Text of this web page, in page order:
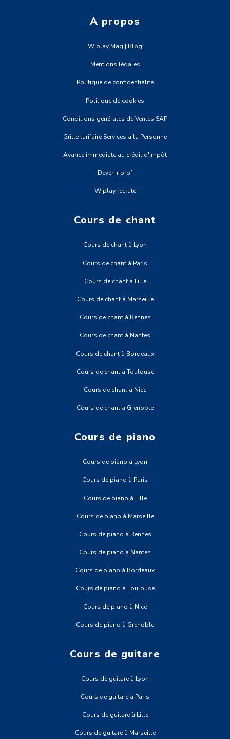
A propos
Wiplay Mag | Blog
Mentions légales
Politique de confidentialité
Politique de cookies
Conditions générales de Ventes SAP
Grille tarifaire Services à la Personne
Avance immédiate au crédit d'impôt
Devenir prof
Wiplay recrute
Cours de chant
Cours de chant à Lyon
Cours de chant à Paris
Cours de chant à Lille
Cours de chant à Marseille
Cours de chant à Rennes
Cours de chant à Nantes
Cours de chant à Bordeaux
Cours de chant à Toulouse
Cours de chant à Nice
Cours de chant à Grenoble
Cours de piano
Cours de piano à Lyon
Cours de piano à Paris
Cours de piano à Lille
Cours de piano à Marseille
Cours de piano à Rennes
Cours de piano à Nantes
Cours de piano à Bordeaux
Cours de piano à Toulouse
Cours de piano à Nice
Cours de piano à Grenoble
Cours de guitare
Cours de guitare à Lyon
Cours de guitare à Paris
Cours de guitare à Lille
Cours de guitare à Marseille